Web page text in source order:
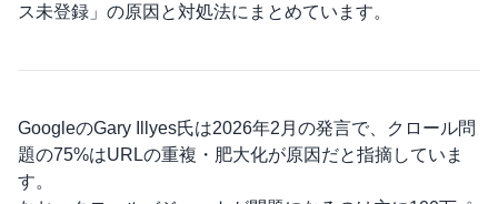
ス未登録」の原因と対処法にまとめています。
GoogleのGary Illyes氏は2026年2月の発言で、クロール問
題の75%はURLの重複・肥大化が原因だと指摘していま
す。